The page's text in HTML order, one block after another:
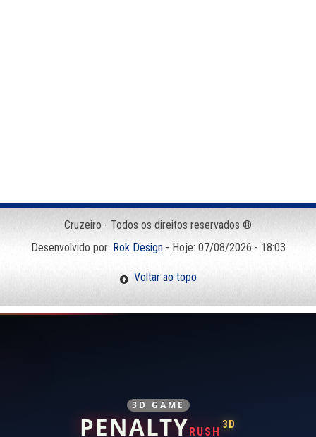
Cruzeiro - Todos os direitos reservados ®
Desenvolvido por: Rok Design- Hoje: 07/08/2026 - 18:03
Voltar ao topo
3D GAME
PENALTY RUSH
3D